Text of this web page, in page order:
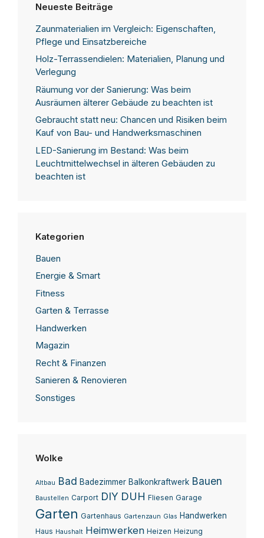
Neueste Beiträge
Zaunmaterialien im Vergleich: Eigenschaften,
Pflege und Einsatzbereiche
Holz-Terrassendielen: Materialien, Planung und
Verlegung
Räumung vor der Sanierung: Was beim
Ausräumen älterer Gebäude zu beachten ist
Gebraucht statt neu: Chancen und Risiken beim
Kauf von Bau- und Handwerksmaschinen
LED-Sanierung im Bestand: Was beim
Leuchtmittelwechsel in älteren Gebäuden zu
beachten ist
Kategorien
Bauen
Energie & Smart
Fitness
Garten & Terrasse
Handwerken
Magazin
Recht & Finanzen
Sanieren & Renovieren
Sonstiges
Wolke
Altbau Bad Badezimmer Balkonkraftwerk Bauen
Baustellen Carport DIY DUH Fliesen Garage
Garten Gartenhaus Gartenzaun Glas Handwerken
Haus Haushalt Heimwerken Heizen Heizung